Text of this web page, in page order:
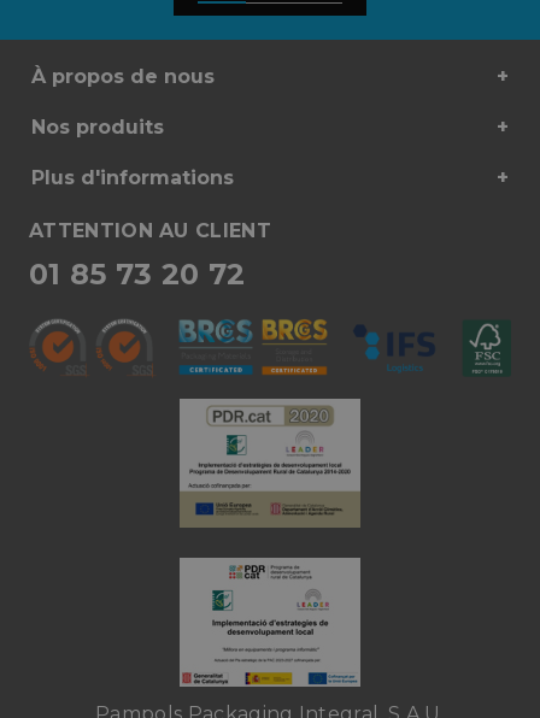
À propos de nous
Nos produits
Plus d'informations
ATTENTION AU CLIENT
01 85 73 20 72
Pampols Packaging Integral, S.A.U.